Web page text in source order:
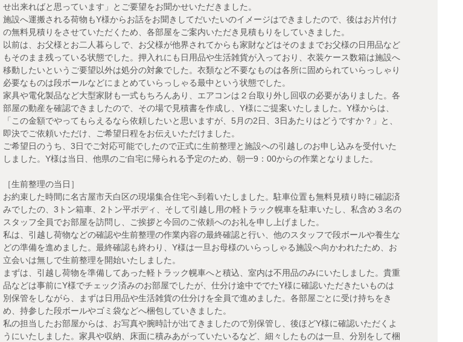
せ出来ればと思っています」とご要望をお聞かせいただきました。
施設へ運搬される荷物もY様からお話をお聞きしてだいたいのイメージはできましたので、後はお片付け
の無料見積りをさせていただくため、各部屋をご案内いただき見積もりをしていきました。
以前は、お父様とお二人暮らしで、お父様が他界されてからも家財などはそのままでお父様の日用品など
もそのまま残っている状態でした。押入れにも日用品や生活雑貨が入っており、衣装ケース数箱は施設へ
移動したいというご要望以外は処分の対象でした。衣類など不要なものは各所に固められていらっしゃり
必要なものは段ボールなどにまとめていらっしゃる最中という状態でした。
家具や電化製品など大型家財も一式もちろんあり、エアコンは２台取り外し回収の必要がありました。各
部屋の動産を確認できましたので、その場で見積書を作成し、Y様にご提案いたしました。Y様からは、
「この金額でやってもらえるなら依頼したいと思いますが、5月の2日、3日あたりはどうですか？」と、
即決でご依頼いただけ、ご希望日程をお伝えいただけました。
ご希望日のうち、3日でご対応可能でしたので正式に生前整理と施設への引越しのお申し込みを受付いた
しました。Y様は当日、他県のご自宅に帰られる予定のため、朝一9：00からの作業となりました。
［生前整理の当日］
お約束した時間に名古屋市天白区の現場集合住宅へ到着いたしました。駐車位置も無料見積り時に確認済
みでしたの、3トン箱車、2トン平ボディ、そして引越し用の軽トラック幌車を駐車いたし、私含め３名の
スタッフ全員でお部屋を訪問し、ご挨拶と今回のご依頼へのお礼を申し上げました。
私は、引越し荷物などの確認や生前整理の作業内容の最終確認と行い、他のスタッフで段ボールや養生な
どの準備を進めました。最終確認も終わり、Y様は一旦お母様のいらっしゃる施設へ向かわれたため、お
立会いは無しで生前整理を開始いたしました。
まずは、引越し荷物を準備してあった軽トラック幌車へと積込、室内は不用品のみにいたしました。貴重
品などは事前にY様でチェック済みのお部屋でしたが、仕分け途中ででたY様に確認いただきたいものは
別保管をしながら、まずは日用品や生活雑貨の仕分けを全員で進めました。各部屋ごとに受け持ちをき
め、持参した段ボールやゴミ袋などへ梱包していきました。
私の担当したお部屋からは、お写真や腕時計が出てきましたので別保管し、後ほどY様に確認いただくよ
うにいたしました。家具や収納、床面に積みあがっていたいるなど、細々したものは一旦、分別をして梱